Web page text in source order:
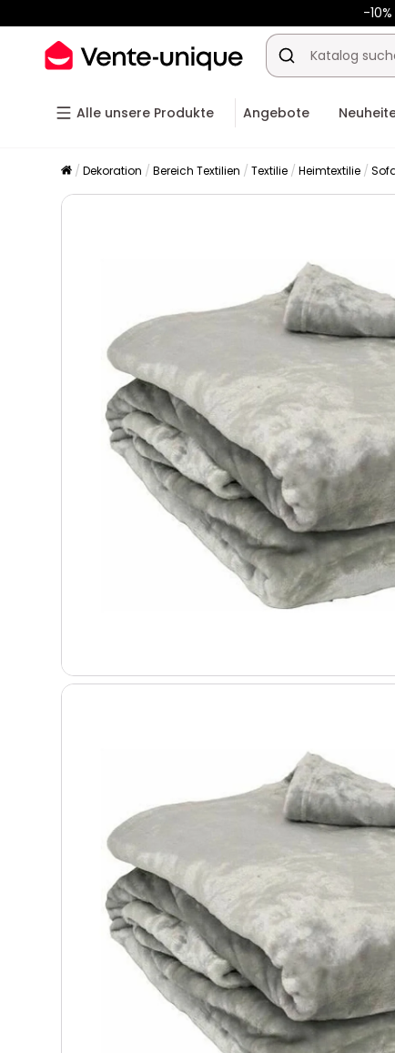
-
Alle unsere Produkte Angebote
Dekoration Bereich Textilien Textilie Heimtextilie